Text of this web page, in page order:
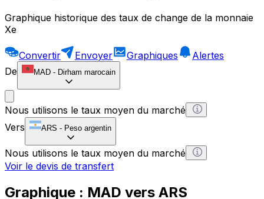
Graphique historique des taux de change de la monnaie
Xe
Convertir Envoyer Graphiques
Alertes
De
MAD - Dirham marocain
Nous utilisons le taux moyen du marché
Vers
ARS - Peso argentin
Nous utilisons le taux moyen du marché
Voir le devis de transfert
Graphique : MAD vers ARS